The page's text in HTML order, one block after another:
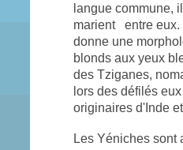
langue commune,
marient entre eux.
donne une
blonds aux yeux
des Tziganes,
lors des défilés
originaires d'Inde
Les Yéniches sont